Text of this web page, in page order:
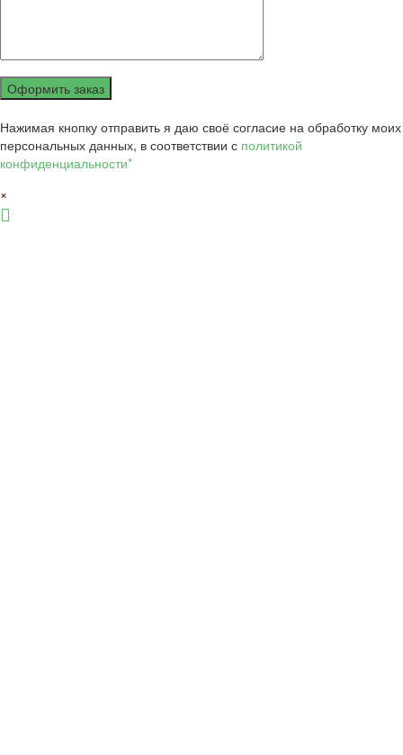
Оформить заказ
Нажимая кнопку отправить я даю своё согласие на обработку моих
персональных данных, в соответствии с политикой
конфиденциальности*
×